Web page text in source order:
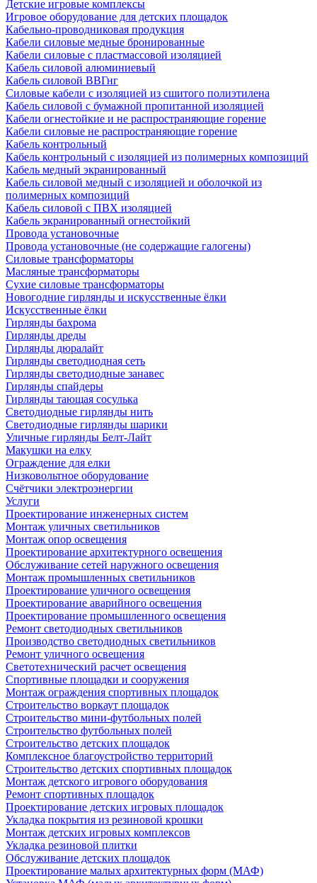
Детские игровые комплексы
Игровое оборудование для детских площадок
Кабельно-проводниковая продукция
Кабели силовые медные бронированные
Кабели силовые с пластмассовой изоляцией
Кабель силовой алюминиевый
Кабель силовой ВВГнг
Силовые кабели с изоляцией из сшитого полиэтилена
Кабель силовой с бумажной пропитанной изоляцией
Кабели огнестойкие и не распространяющие горение
Кабели силовые не распространяющие горение
Кабель контрольный
Кабель контрольный с изоляцией из полимерных композиций
Кабель медный экранированный
Кабель силовой медный с изоляцией и оболочкой из
полимерных композиций
Кабель силовой с ПВХ изоляцией
Кабель экранированный огнестойкий
Провода установочные
Провода установочные (не содержащие галогены)
Силовые трансформаторы
Масляные трансформаторы
Сухие силовые трансформаторы
Новогодние гирлянды и искусственные ёлки
Искусственные ёлки
Гирлянды бахрома
Гирлянды дреды
Гирлянды дюралайт
Гирлянды светодиодная сеть
Гирлянды светодиодные занавес
Гирлянды спайдеры
Гирлянды тающая сосулька
Светодиодные гирлянды нить
Светодиодные гирлянды шарики
Уличные гирлянды Белт-Лайт
Макушки на елку
Ограждение для елки
Низковольтное оборудование
Счётчики электроэнергии
Услуги
Проектирование инженерных систем
Монтаж уличных светильников
Монтаж опор освещения
Проектирование архитектурного освещения
Обслуживание сетей наружного освещения
Монтаж промышленных светильников
Проектирование уличного освещения
Проектирование аварийного освещения
Проектирование промышленного освещения
Ремонт светодиодных светильников
Производство светодиодных светильников
Ремонт уличного освещения
Светотехнический расчет освещения
Спортивные площадки и сооружения
Монтаж ограждения спортивных площадок
Строительство воркаут площадок
Строительство мини-футбольных полей
Строительство футбольных полей
Строительство детских площадок
Комплексное благоустройство территорий
Строительство детских спортивных площадок
Монтаж детского игрового оборудования
Ремонт спортивных площадок
Проектирование детских игровых площадок
Укладка покрытия из резиновой крошки
Монтаж детских игровых комплексов
Укладка резиновой плитки
Обслуживание детских площадок
Проектирование малых архитектурных форм (МАФ)